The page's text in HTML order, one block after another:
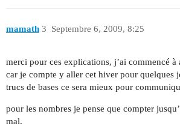
mamath Septembre 6, 2009, 8:25
3
merci pour ces explications, j’ai commencé à
car je compte y aller cet hiver pour quelques
trucs de bases ce sera mieux pour
pour les nombres je pense que compter
mal.